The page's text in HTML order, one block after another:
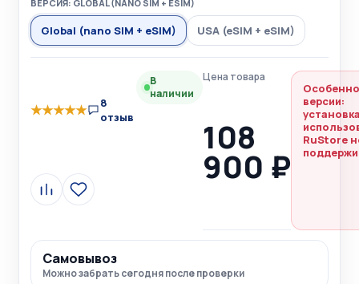
ВЕРСИЯ: GLOBAL (NANO SIM + ESIM)
Global (nano SIM + eSIM) USA (eSIM + eSIM)
★★★★★
8
отзыв
Сравнить
В
избранное
В
наличии
Цена товара
108
900 ₽
версии:
RuStore
Самовывоз
Можно забрать сегодня после проверки